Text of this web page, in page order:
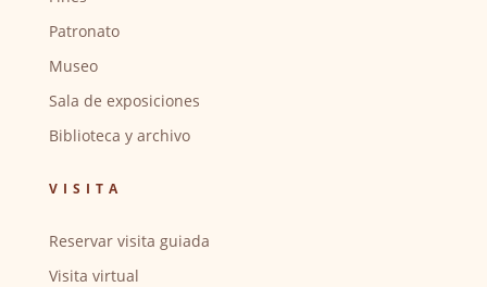
Patronato
Museo
Sala de exposiciones
Biblioteca y archivo
VISITA
Reservar visita guiada
Visita virtual